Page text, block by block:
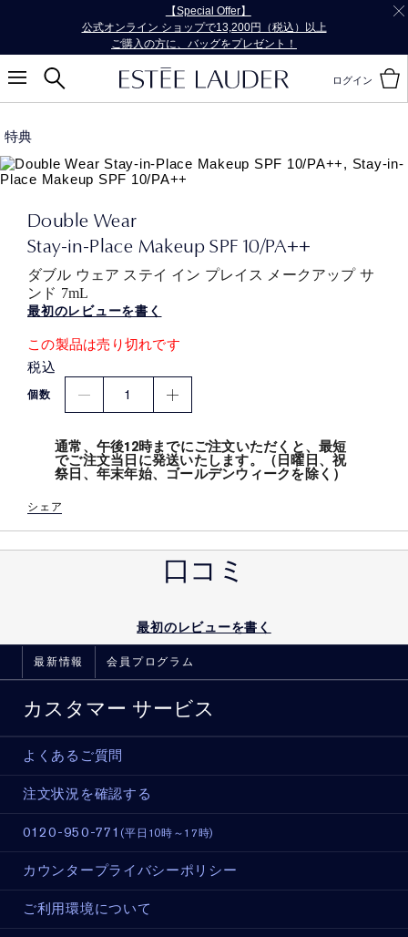
【Special Offer】
公式オンライン ショップで13,200円（税込）以上
ご購入の方に、バッグをプレゼント！
ログイン
特典
Double Wear
Stay-in-Place Makeup SPF 10/PA++
ダブル ウェア ステイ イン プレイス メークアップ サ
ンド 7mL
最初のレビューを書く
この製品は売り切れです
税込
個数 1
通常、午後12時までにご注文いただくと、最短
でご注文当日に発送いたします。（日曜日、祝
祭日、年末年始、ゴールデンウィークを除く）
シェア
口コミ
最初のレビューを書く
最新情報 会員プログラム
カスタマー サービス
よくあるご質問
注文状況を確認する
0120-950-771 (平日10時～17時)
カウンタープライバシーポリシー
ご利用環境について